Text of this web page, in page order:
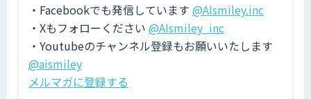
・Facebookでも発信しています @AIsmiley.inc
・Xもフォローください @AIsmiley_inc
・Youtubeのチャンネル登録もお願いいたします
@aismiley
メルマガに登録する